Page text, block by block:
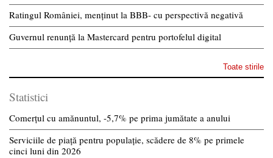
Ratingul României, menținut la BBB- cu perspectivă negativă
Guvernul renunță la Mastercard pentru portofelul digital
Toate stirile
Statistici
Comerțul cu amănuntul, -5,7% pe prima jumătate a anului
Serviciile de piață pentru populație, scădere de 8% pe primele
cinci luni din 2026